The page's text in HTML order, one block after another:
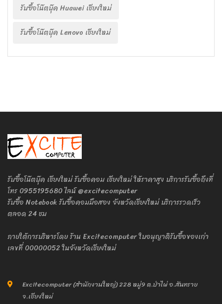
รับซื้อโน๊ตบุ๊ค Huawei เชียงใหม่
รับซื้อโน๊ตบุ๊ค Lenovo เชียงใหม่
รับซื้อโน๊ตบุ๊ค เชียงใหม่ รับซื้อคอม เชียงใหม่ ให้ราคาสูง บริการรับซื้อถึงที่
โทร 0955195680 ไลน์ @excitecomputer
รับซื้อ Notebook รับซื้อคอมมือสอง จังหวัดเชียงใหม่ บริการรวดเร็ว
ตลอด 24 ชม
ภายใต้การบริหารโดย ร้าน Excitecomputer ใบอนุญาติรับซื้อของเก่า
เลขที่ 00000052 ในจังหวัดเชียงใหม่
Excitecomputer (สำนักงานใหญ่) 228 หมู่9 ต.ป่าไผ่ อ.สันทราย
จ.เชียงใหม่